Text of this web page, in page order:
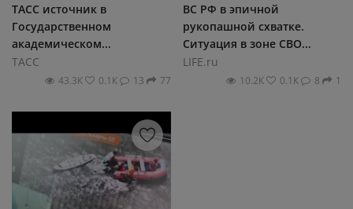
ТАСС источник в
Государственном
академическом...
ТАСС
43.3К 0.1К 13 77
ВС РФ в эпичной
рукопашной схватке.
Ситуация в зоне СВО...
LIFE.ru
10.2К 0.1К 8 1